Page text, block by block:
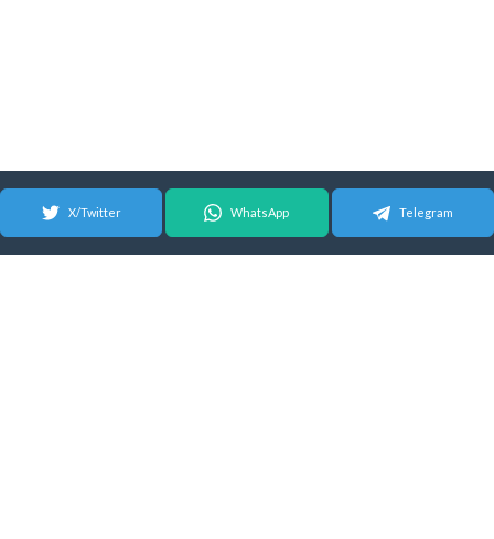
X/Twitter WhatsApp Telegram